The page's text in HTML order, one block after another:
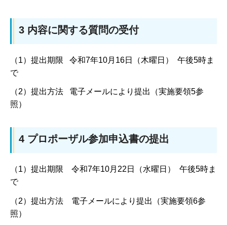
3 内容に関する質問の受付
（1）提出期限 令和7年10月16日（木曜日） 午後5時ま
で
（2）提出方法 電子メールにより提出（実施要領5参
照）
4 プロポーザル参加申込書の提出
（1）提出期限 令和7年10月22日（水曜日） 午後5時ま
で
（2）提出方法 電子メールにより提出（実施要領6参
照）